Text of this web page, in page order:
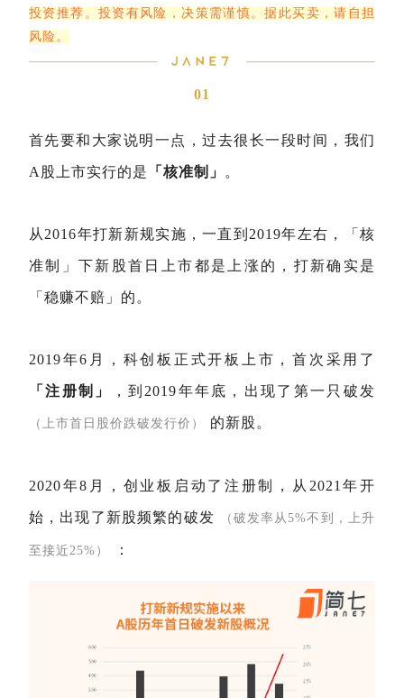
投资推荐。投资有风险，决策需谨慎。据此买卖，请自担
风险。
01
首先要和大家说明一点，过去很长一段时间，我们
A股上市实行的是 「核准制」 。
从2016年打新新规实施，一直到2019年左右，「核
准制」下新股首日上市都是上涨的，打新确实是
「稳赚不赔」的。
2019年6月，科创板正式开板上市，首次采用了
「注册制」 ，到2019年年底，出现了第一只破发
（上市首日股价跌破发行价） 的新股。
2020年8月，创业板启动了注册制，从2021年开
始，出现了新股频繁的破发 （破发率从5%不到，上升
至接近25%） ：